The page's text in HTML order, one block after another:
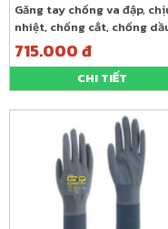
Găng tay chống va đập,
nhiệt, chống cắt, chống
Exxoguard EG3- 351 1P
715.000 đ
CHI TIẾT